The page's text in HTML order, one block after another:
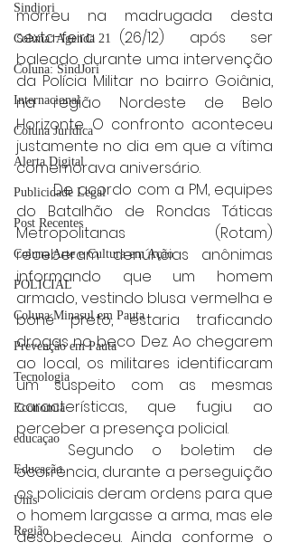
Sindjori
Coluna: Agenda 21
Coluna: SindJori
Internacional
Coluna Jurídica
Alerta Digital
Publicidade Legal
Post Recentes
Coluna Arte e Cultura em Ação
POLICIAL
Coluna Minasul em Pauta
Prevenção em Pauta
Tecnologia
Economia
educaçao
Educação
Unis
Região
morreu na madrugada desta
sexta-feira (26/12) após ser
baleado durante uma intervenção
da Polícia Militar no bairro Goiânia,
na região Nordeste de Belo
Horizonte. O confronto aconteceu
justamente no dia em que a vítima
comemorava aniversário.
	De acordo com a PM, equipes
do Batalhão de Rondas Táticas
Metropolitanas (Rotam)
receberam denúncias anônimas
informando que um homem
armado, vestindo blusa vermelha e
boné preto, estaria traficando
drogas no beco Dez. Ao chegarem
ao local, os militares identificaram
um suspeito com as mesmas
características, que fugiu ao
perceber a presença policial.
	Segundo o boletim de
ocorrência, durante a perseguição
os policiais deram ordens para que
o homem largasse a arma, mas ele
desobedeceu. Ainda conforme o